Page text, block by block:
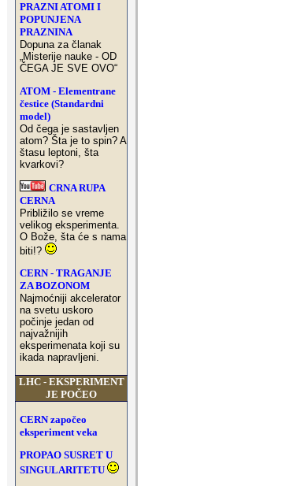
PRAZNI ATOMI I
POPUNJENA
PRAZNINA
Dopuna za članak
„Misterije nauke - OD
ČEGA JE SVE OVO“
ATOM - Elementrane
čestice (Standardni
model)
Od čega je sastavljen
atom? Šta je to spin? A
štasu leptoni, šta
kvarkovi?
CRNA RUPA
CERNA
Približilo se vreme
velikog eksperimenta.
O Bože, šta će s nama
biti!?
CERN - TRAGANJE
ZA BOZONOM
Najmoćniji akcelerator
na svetu uskoro
počinje jedan od
najvažnijih
eksperimenata koji su
ikada napravljeni.
LHC - EKSPERIMENT
JE POČEO
CERN započeo
eksperiment veka
PROPAO SUSRET U
SINGULARITETU